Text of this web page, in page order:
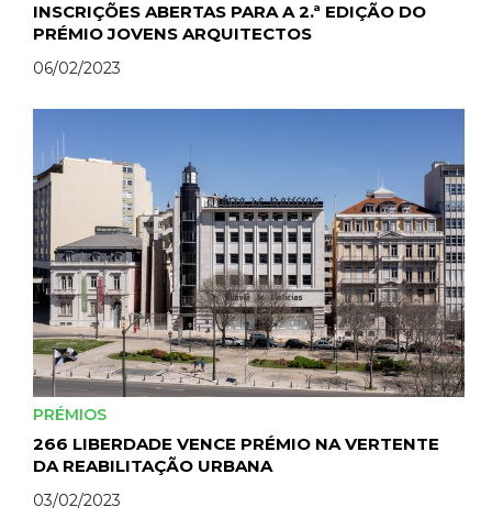
INSCRIÇÕES ABERTAS PARA A 2.ª EDIÇÃO DO
PRÉMIO JOVENS ARQUITECTOS
06/02/2023
PRÉMIOS
266 LIBERDADE VENCE PRÉMIO NA VERTENTE
DA REABILITAÇÃO URBANA
03/02/2023